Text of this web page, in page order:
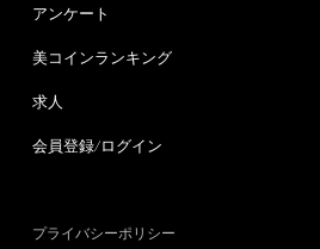
アンケート
美コインランキング
求人
会員登録/ログイン
プライバシーポリシー